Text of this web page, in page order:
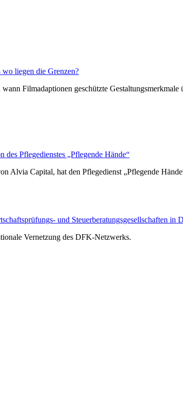
liegen die Grenzen?
Filmadaptionen geschützte Gestaltungsmerkmale
Pflegedienstes „Pflegende Hände“
Alvia Capital, hat den Pflegedienst „Pflegende
und Steuerberatungsgesellschaften in
Vernetzung des DFK-Netzwerks.